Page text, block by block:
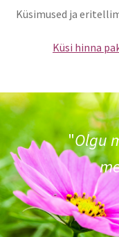
Küsimused ja
Küsi hinna
"Olgu